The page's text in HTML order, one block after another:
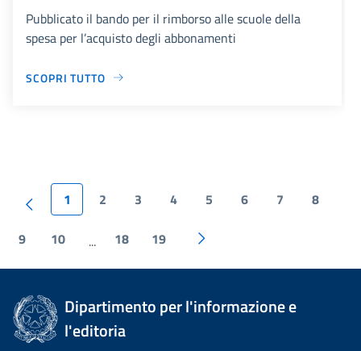
Pubblicato il bando per il rimborso alle scuole della
spesa per l’acquisto degli abbonamenti
SCOPRI TUTTO
1 2 3 4 5 6 7 8
9 10 ... 18 19
Dipartimento per l'informazione e
l'editoria